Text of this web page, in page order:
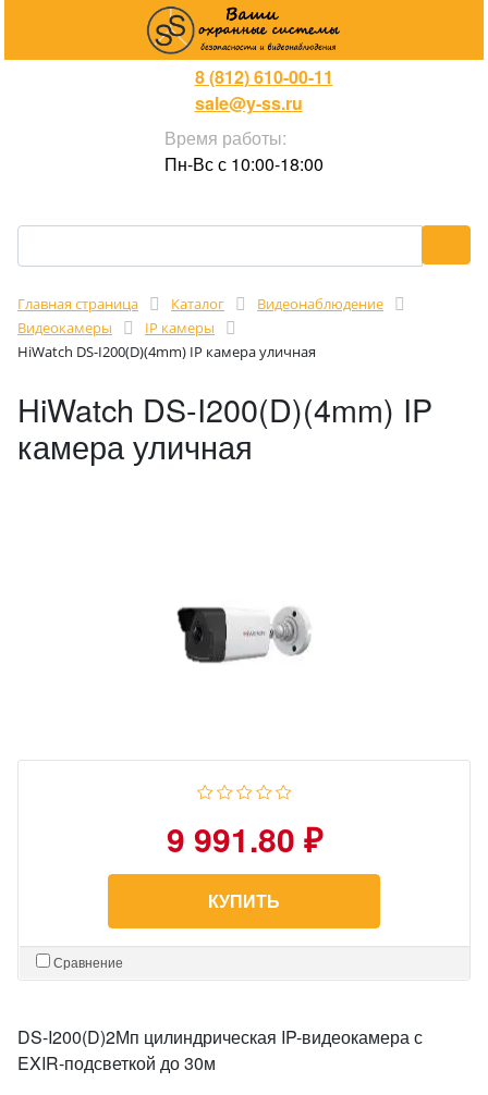
8 (812) 610-00-11
sale@y-ss.ru
Время работы:
Пн-Вс с 10:00-18:00
Главная страница Каталог
Видеонаблюдение
Видеокамеры
IP камеры
HiWatch DS-I200(D)(4mm) IP камера уличная
HiWatch DS-I200(D)(4mm) IP
камера уличная
9 991.80 ₽
КУПИТЬ
Сравнение
DS-I200(D)2Мп цилиндрическая IP-видеокамера с
EXIR-подсветкой до 30м